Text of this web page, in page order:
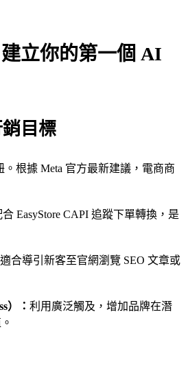
立你的第一個 AI
目標
根據 Meta 官方最新建議，電商商
合 EasyStore CAPI 追蹤下單轉換，是
適合導引新客至官網瀏覽 SEO 文章或
）： 利用廣泛觸及，增加品牌在潛